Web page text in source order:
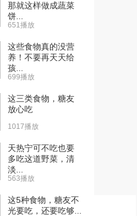
那就这样做成蔬菜
饼...
651播放
这些食物真的没营
养！不要再天天给
孩...
699播放
这三类食物，糖友
放心吃
1017播放
天热宁可不吃也要
多吃这道野菜，清
淡...
563播放
这5种食物，糖友不
光要吃，还要吃够...